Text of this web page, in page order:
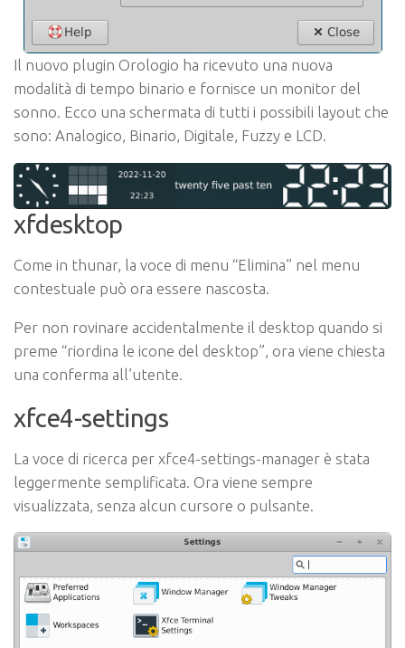
Il nuovo plugin Orologio ha ricevuto una nuova
modalità di tempo binario e fornisce un monitor del
sonno. Ecco una schermata di tutti i possibili layout che
sono: Analogico, Binario, Digitale, Fuzzy e LCD.
xfdesktop
Come in thunar, la voce di menu “Elimina” nel menu
contestuale può ora essere nascosta.
Per non rovinare accidentalmente il desktop quando si
preme “riordina le icone del desktop”, ora viene chiesta
una conferma all’utente.
xfce4-settings
La voce di ricerca per xfce4-settings-manager è stata
leggermente semplificata. Ora viene sempre
visualizzata, senza alcun cursore o pulsante.